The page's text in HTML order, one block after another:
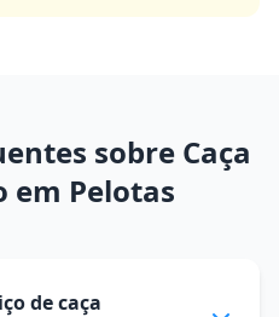
sobre Caça
em Pelotas
de caça